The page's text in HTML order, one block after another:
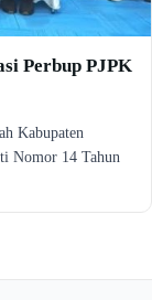
Perbup PJPK
Kabupaten
Nomor 14 Tahun